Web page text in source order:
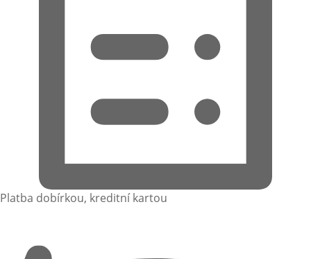
Platba dobírkou, kreditní kartou